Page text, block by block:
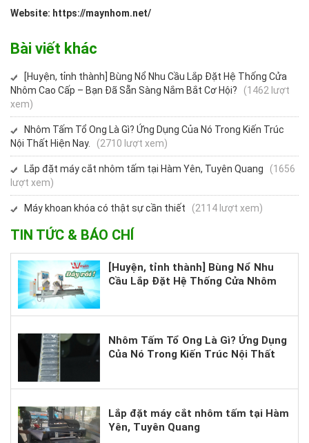
Website: https://maynhom.net/
Bài viết khác
[Huyện, tỉnh thành] Bùng Nổ Nhu Cầu Lắp Đặt Hệ Thống Cửa
Nhôm Cao Cấp – Bạn Đã Sẵn Sàng Nắm Bắt Cơ Hội?
(1462 lượt
xem)
Nhôm Tấm Tổ Ong Là Gì? Ứng Dụng Của Nó Trong Kiến Trúc
Nội Thất Hiện Nay.
(2710 lượt xem)
Lắp đặt máy cắt nhôm tấm tại Hàm Yên, Tuyên Quang
(1656
lượt xem)
Máy khoan khóa có thật sự cần thiết (2114 lượt xem)
TIN TỨC & BÁO CHÍ
[Huyện, tỉnh thành] Bùng Nổ Nhu
Cầu Lắp Đặt Hệ Thống Cửa Nhôm
Nhôm Tấm Tổ Ong Là Gì? Ứng Dụng
Của Nó Trong Kiến Trúc Nội Thất
Lắp đặt máy cắt nhôm tấm tại Hàm
Yên, Tuyên Quang